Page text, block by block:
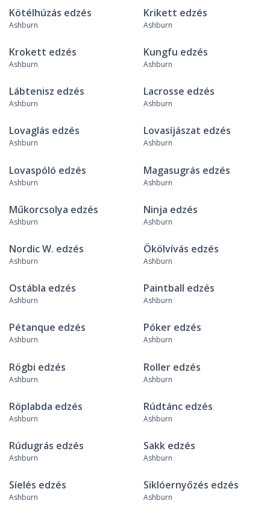
Kötélhúzás edzés
Ashburn
Krikett edzés
Ashburn
Krokett edzés
Ashburn
Kungfu edzés
Ashburn
Lábtenisz edzés
Ashburn
Lacrosse edzés
Ashburn
Lovaglás edzés
Ashburn
Lovasíjászat edzés
Ashburn
Lovaspóló edzés
Ashburn
Magasugrás edzés
Ashburn
Műkorcsolya edzés
Ashburn
Ninja edzés
Ashburn
Nordic W. edzés
Ashburn
Ökölvívás edzés
Ashburn
Ostábla edzés
Ashburn
Paintball edzés
Ashburn
Pétanque edzés
Ashburn
Póker edzés
Ashburn
Rögbi edzés
Ashburn
Roller edzés
Ashburn
Röplabda edzés
Ashburn
Rúdtánc edzés
Ashburn
Rúdugrás edzés
Ashburn
Sakk edzés
Ashburn
Síelés edzés
Ashburn
Siklóernyőzés edzés
Ashburn